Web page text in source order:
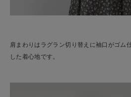
肩まわりはラグラン切り替えに袖口がゴム
した着心地です。